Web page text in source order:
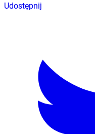
Udostępnij